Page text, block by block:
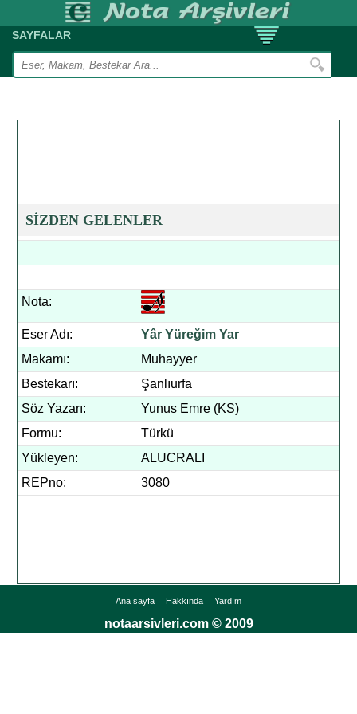
SAYFALAR
SİZDEN GELENLER
Nota:
Eser Adı:
Yâr Yüreğim Yar
Makamı:
Muhayyer
Bestekarı:
Şanlıurfa
Söz Yazarı:
Yunus Emre (KS)
Formu:
Türkü
Yükleyen:
ALUCRALI
REPno:
3080
Ana sayfa Hakkında Yardım
notaarsivleri.com © 2009